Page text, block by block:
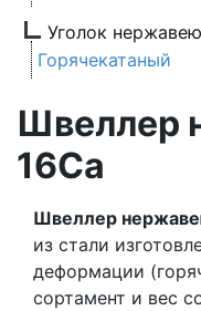
Уголок
Горячекатаный
Швеллер
16Са
Швеллер
из стали
деформации
сортамент и вес